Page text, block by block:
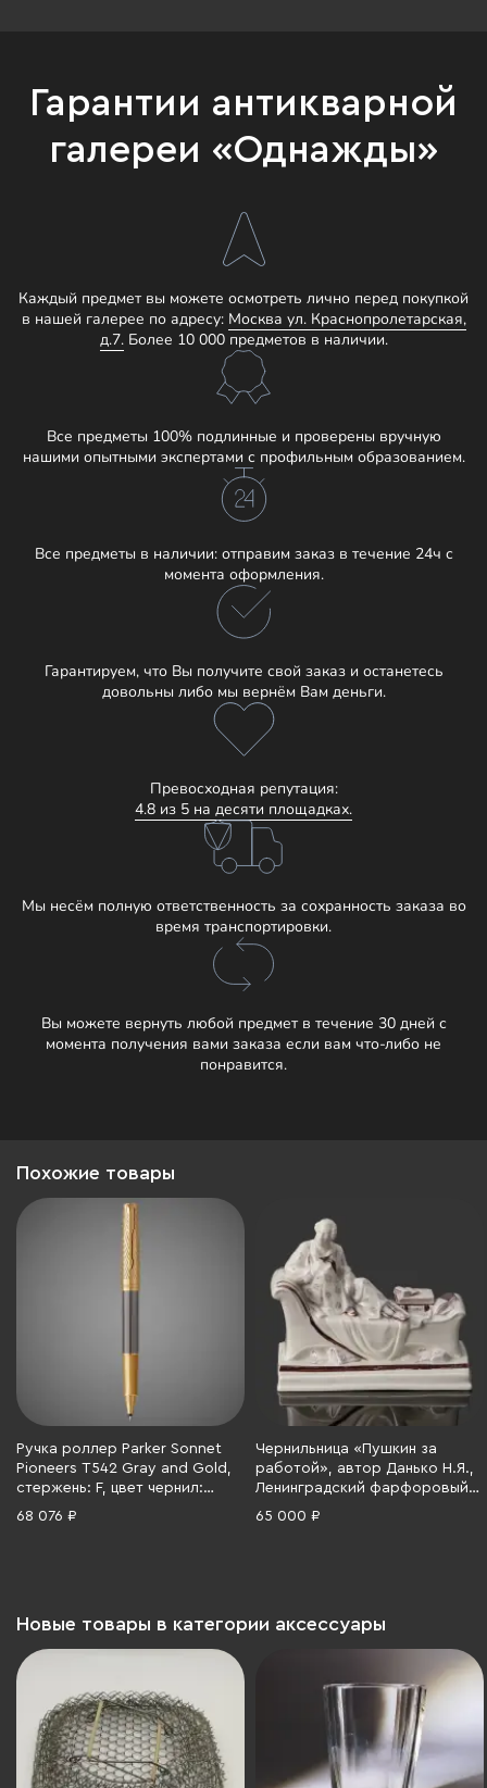
Гарантии антикварной
галереи «Однажды»
Каждый предмет вы можете осмотреть лично перед покупкой
в нашей галерее по адресу: Москва ул. Краснопролетарская,
д.7.Более 10 000 предметов в наличии.
Все предметы 100% подлинные и проверены вручную
нашими опытными экспертами с профильным образованием.
Все предметы в наличии: отправим заказ в течение 24ч с
момента оформления.
Гарантируем, что Вы получите свой заказ и останетесь
довольны либо мы вернём Вам деньги.
Превосходная репутация:
4.8 из 5 на десяти площадках.
Мы несём полную ответственность за сохранность заказа во
время транспортировки.
Вы можете вернуть любой предмет в течение 30 дней с
момента получения вами заказа если вам что-либо не
понравится.
Похожие товары
Ручка роллер Parker Sonnet
Pioneers T542 Gray and Gold,
стержень: F, цвет чернил:
black, в подарочной коробке,
68 076 ₽
Чернильница «Пушкин за
работой», автор Данько Н.Я.,
Ленинградский фарфоровый
завод (ЛФЗ), фарфор,
65 000 ₽
Новые товары в категории аксессуары